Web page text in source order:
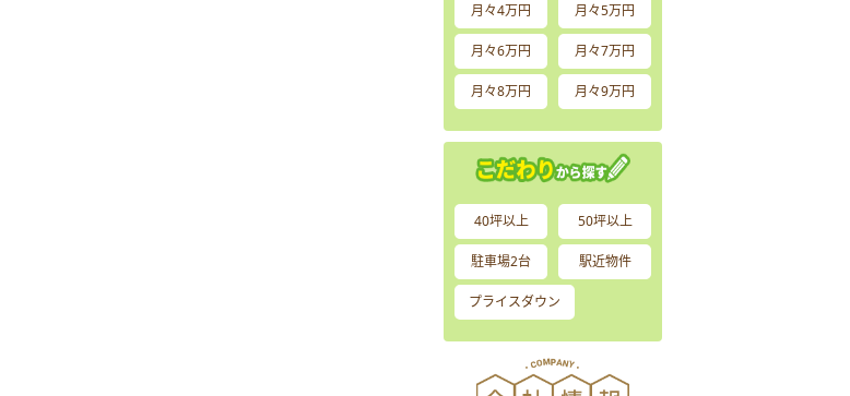
月々4万円 月々5万円
月々6万円 月々7万円
月々8万円 月々9万円
40坪以上 50坪以上
駐車場2台 駅近物件
プライスダウン